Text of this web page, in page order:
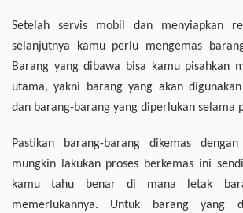
Setelah servis mobil dan menyiapkan
selanjutnya kamu perlu mengemas
Barang yang dibawa bisa kamu pisahkan
utama, yakni barang yang akan
dan barang-barang yang diperlukan selama
Pastikan barang-barang dikemas
mungkin lakukan proses berkemas ini
kamu tahu benar di mana letak
memerlukannya. Untuk barang yang